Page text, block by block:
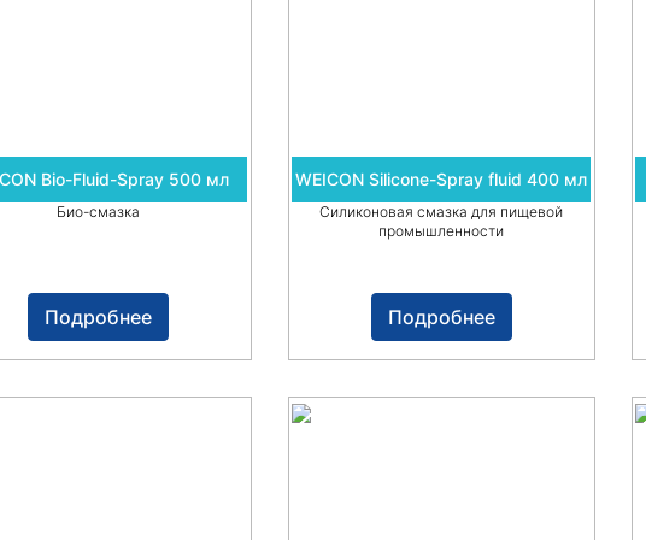
Bio-Fluid-Spray 500 мл
Био-смазка
Подробнее
WEICON Silicone-Spray fluid 400 мл
Силиконовая смазка для пищевой
промышленности
Подробнее